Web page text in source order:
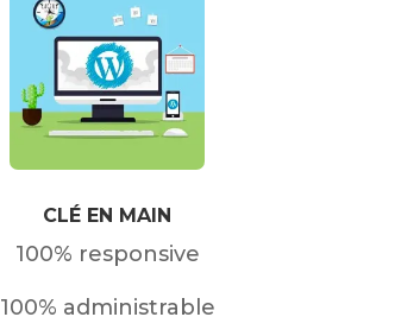
CLÉ EN MAIN
100% responsive
100% administrable